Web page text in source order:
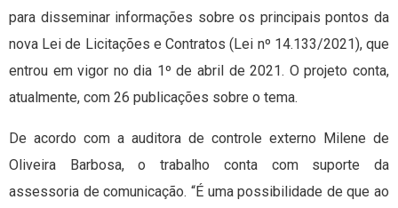
para disseminar informações sobre os principais pontos da
nova Lei de Licitações e Contratos (Lei nº 14.133/2021), que
entrou em vigor no dia 1º de abril de 2021. O projeto conta,
atualmente, com 26 publicações sobre o tema.
De acordo com a auditora de controle externo Milene de
Oliveira Barbosa, o trabalho conta com suporte da
assessoria de comunicação. “É uma possibilidade de que ao